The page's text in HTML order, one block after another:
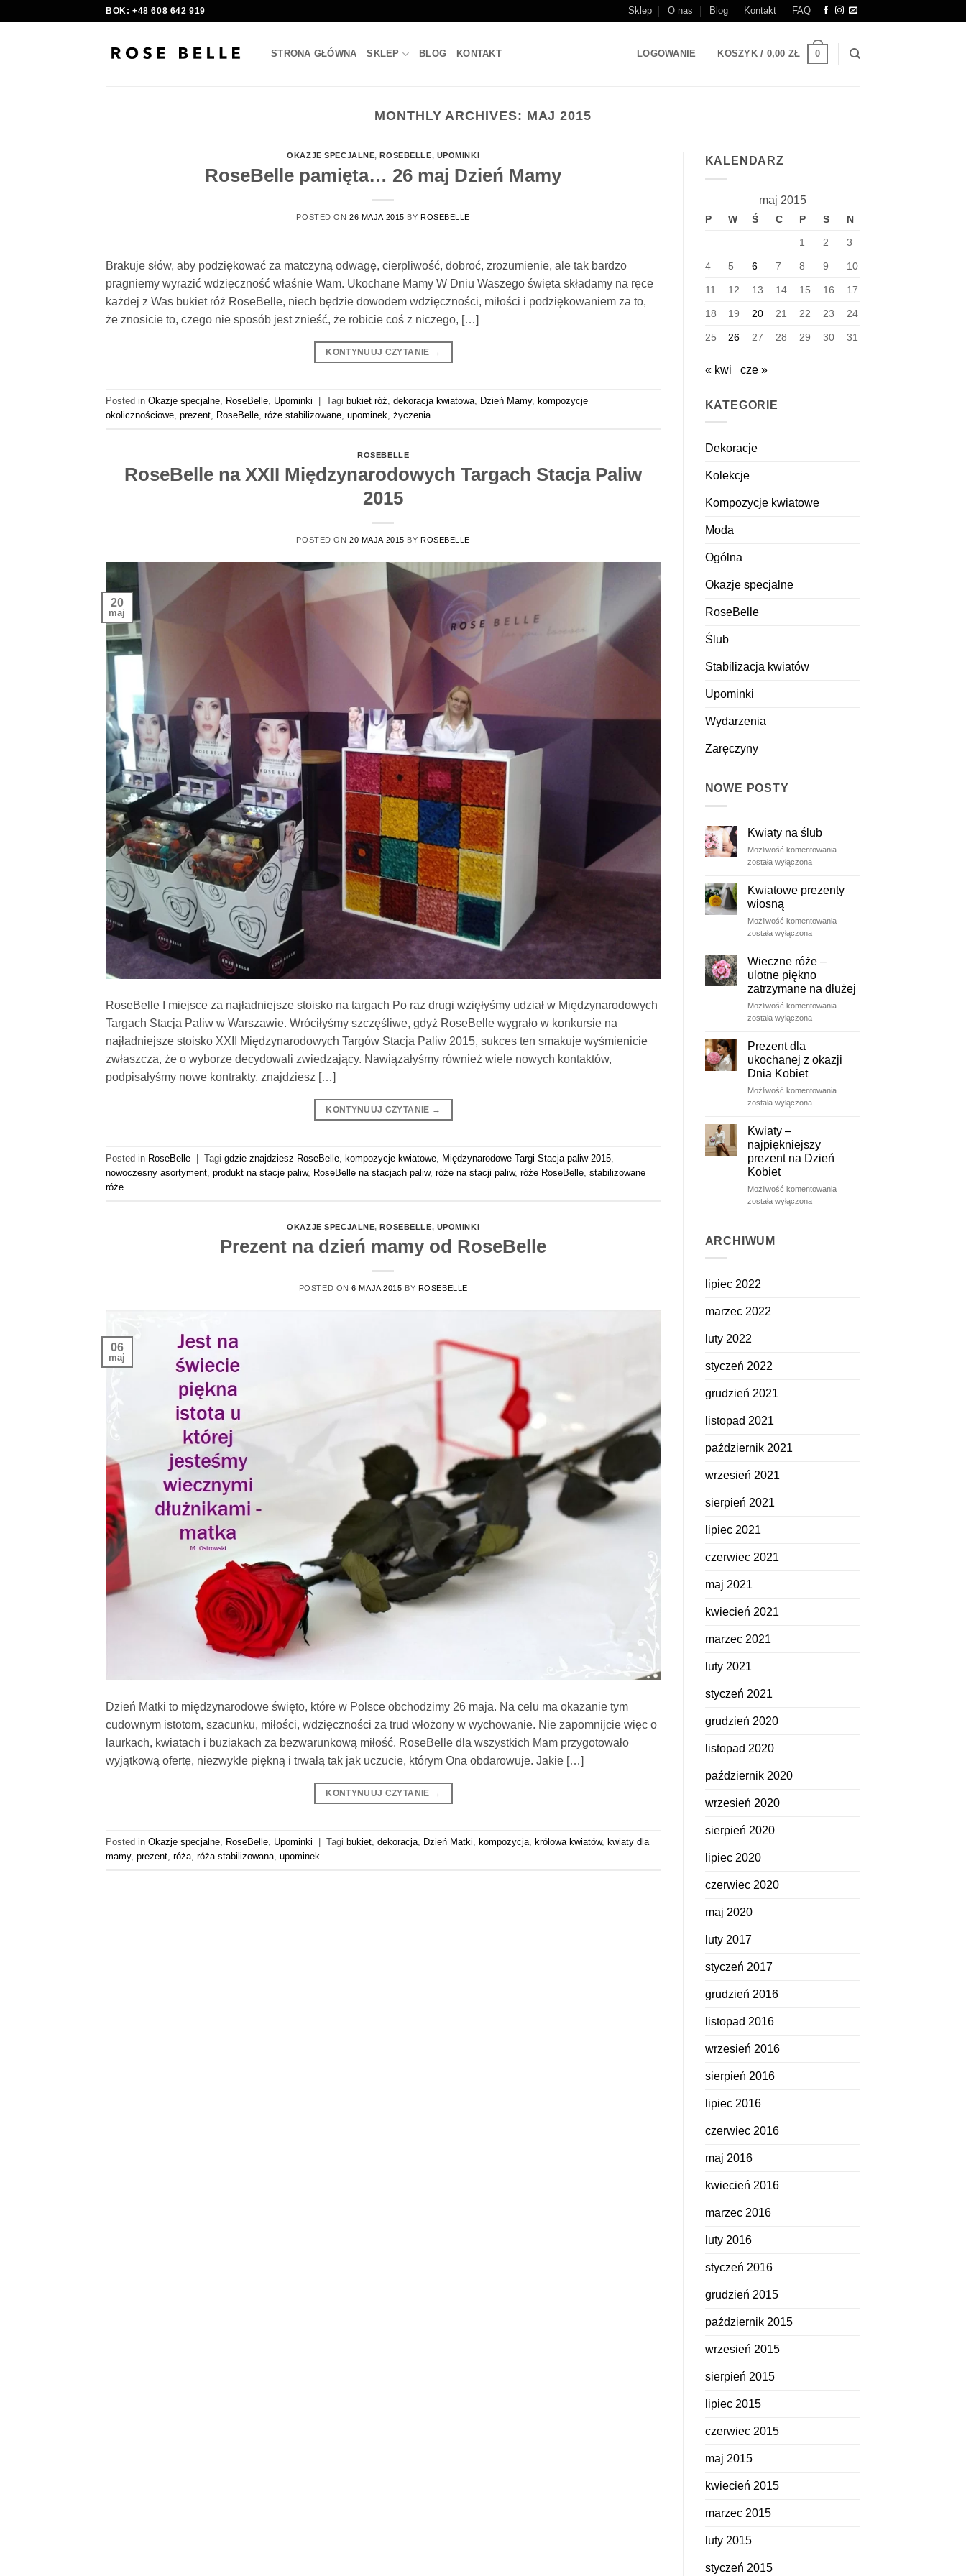
BOK: +48 608 642 919 Sklep O nas Blog Kontakt FAQ
STRONA GŁÓWNA SKLEP BLOG KONTAKT LOGOWANIE KOSZYK / 0,00 ZŁ 0
MONTHLY ARCHIVES: MAJ 2015
OKAZJE SPECJALNE,ROSEBELLE, UPOMINKI
RoseBelle pamięta… 26 maj Dzień Mamy
POSTED ON26 MAJA 2015 BYROSEBELLE
Brakuje słów, aby podziękować za matczyną odwagę, cierpliwość, dobroć, zrozumienie, ale tak bardzo
pragniemy wyrazić wdzięczność właśnie Wam. Ukochane Mamy W Dniu Waszego święta składamy na ręce
każdej z Was bukiet róż RoseBelle, niech będzie dowodem wdzięczności, miłości i podziękowaniem za to,
że znosicie to, czego nie sposób jest znieść, że robicie coś z niczego, […]
KONTYNUUJ CZYTANIE →
Posted in Okazje specjalne, RoseBelle, Upominki Tagi bukiet róż, dekoracja kwiatowa, Dzień Mamy, kompozycje
okolicznościowe, prezent, RoseBelle, róże stabilizowane, upominek, życzenia
ROSEBELLE
RoseBelle na XXII Międzynarodowych Targach Stacja Paliw
2015
POSTED ON20 MAJA 2015 BY ROSEBELLE
20
maj
RoseBelle I miejsce za najładniejsze stoisko na targach Po raz drugi wzięłyśmy udział w Międzynarodowych
Targach Stacja Paliw w Warszawie. Wróciłyśmy szczęśliwe, gdyż RoseBelle wygrało w konkursie na
najładniejsze stoisko XXII Międzynarodowych Targów Stacja Paliw 2015, sukces ten smakuje wyśmienicie
zwłaszcza, że o wyborze decydowali zwiedzający. Nawiązałyśmy również wiele nowych kontaktów,
podpisałyśmy nowe kontrakty, znajdziesz […]
KONTYNUUJ CZYTANIE →
Posted in RoseBelle Tagi gdzie znajdziesz RoseBelle, kompozycje kwiatowe, Międzynarodowe Targi Stacja paliw 2015,
nowoczesny asortyment, produkt na stacje paliw, RoseBelle na stacjach paliw, róże na stacji paliw, róże RoseBelle, stabilizowane
róże
OKAZJE SPECJALNE,ROSEBELLE, UPOMINKI
Prezent na dzień mamy od RoseBelle
POSTED ON6 MAJA 2015 BY ROSEBELLE
06
maj
Dzień Matki to międzynarodowe święto, które w Polsce obchodzimy 26 maja. Na celu ma okazanie tym
cudownym istotom, szacunku, miłości, wdzięczności za trud włożony w wychowanie. Nie zapomnijcie więc o
laurkach, kwiatach i buziakach za bezwarunkową miłość. RoseBelle dla wszystkich Mam przygotowało
wyjątkową ofertę, niezwykle piękną i trwałą tak jak uczucie, którym Ona obdarowuje. Jakie […]
KONTYNUUJ CZYTANIE →
Posted in Okazje specjalne, RoseBelle, Upominki Tagi bukiet, dekoracja, Dzień Matki, kompozycja, królowa kwiatów, kwiaty dla
mamy, prezent, róża, róża stabilizowana, upominek
KALENDARZ
maj 2015
P W Ś C P S
N
1
2 3
4 5 6 7 8 9 10
11 12 13 14 15 16 17
18 19 20 21 22 23 24
25 26 27 28 29 30 31
« kwi cze »
KATEGORIE
Dekoracje
Kolekcje
Kompozycje kwiatowe
Moda
Ogólna
Okazje specjalne
RoseBelle
Ślub
Stabilizacja kwiatów
Upominki
Wydarzenia
Zaręczyny
NOWE POSTY
Kwiaty na ślub
Możliwość komentowaniaKwiaty
została wyłączona
Kwiatowe prezenty
wiosną
Możliwość komentowaniaKwiatowe
została wyłączona
Wieczne róże –
ulotne piękno
zatrzymane na dłużej
Możliwość komentowaniaWieczne
piękno
zatrzymane
dłużej
została wyłączona
Prezent dla
ukochanej z okazji
Dnia Kobiet
Możliwość komentowaniaPrezent
została wyłączona
Kwiaty –
najpiękniejszy
prezent na Dzień
Kobiet
Możliwość komentowaniaKwiaty
została wyłączona
ARCHIWUM
lipiec 2022
marzec 2022
luty 2022
styczeń 2022
grudzień 2021
listopad 2021
październik 2021
wrzesień 2021
sierpień 2021
lipiec 2021
czerwiec 2021
maj 2021
kwiecień 2021
marzec 2021
luty 2021
styczeń 2021
grudzień 2020
listopad 2020
październik 2020
wrzesień 2020
sierpień 2020
lipiec 2020
czerwiec 2020
maj 2020
luty 2017
styczeń 2017
grudzień 2016
listopad 2016
wrzesień 2016
sierpień 2016
lipiec 2016
czerwiec 2016
maj 2016
kwiecień 2016
marzec 2016
luty 2016
styczeń 2016
grudzień 2015
październik 2015
wrzesień 2015
sierpień 2015
lipiec 2015
czerwiec 2015
maj 2015
kwiecień 2015
marzec 2015
luty 2015
styczeń 2015